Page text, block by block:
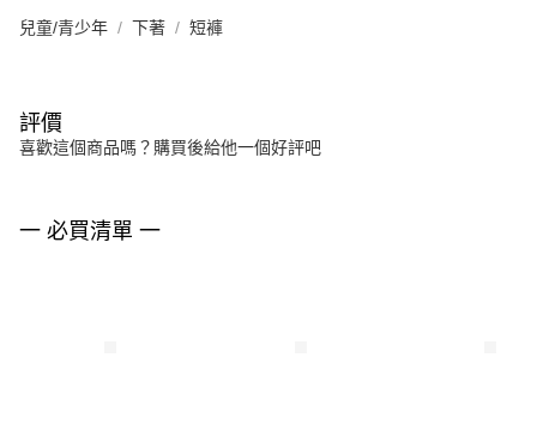
兒童/青少年 下著 短褲
評價
喜歡這個商品嗎？購買後給他一個好評吧
一 必買清單 一